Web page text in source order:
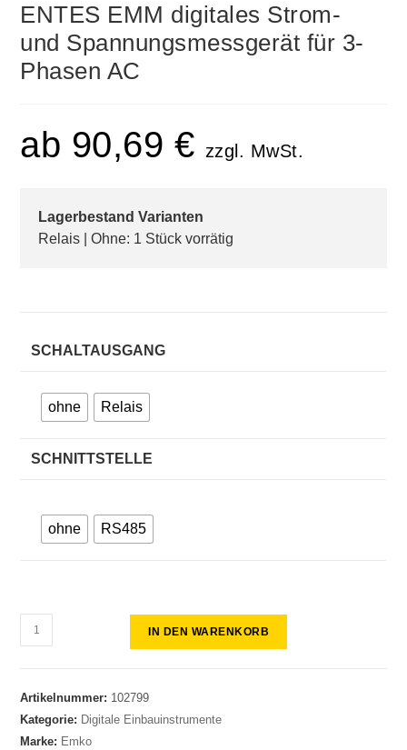
ENTES EMM digitales Strom-
und Spannungsmessgerät für 3-
Phasen AC
ab 90,69 € zzgl. MwSt.
Lagerbestand Varianten
Relais | Ohne: 1 Stück vorrätig
SCHALTAUSGANG
ohne Relais
SCHNITTSTELLE
ohne RS485
IN DEN WARENKORB
Artikelnummer: 102799
Kategorie: Digitale Einbauinstrumente
Marke: Emko